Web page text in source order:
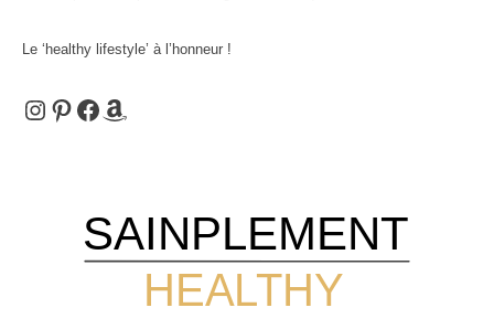
Le ‘healthy lifestyle’ à l’honneur !
Instagram
Pinterest
Facebook
Amazon
HEALTHY
SAINPLEMENT